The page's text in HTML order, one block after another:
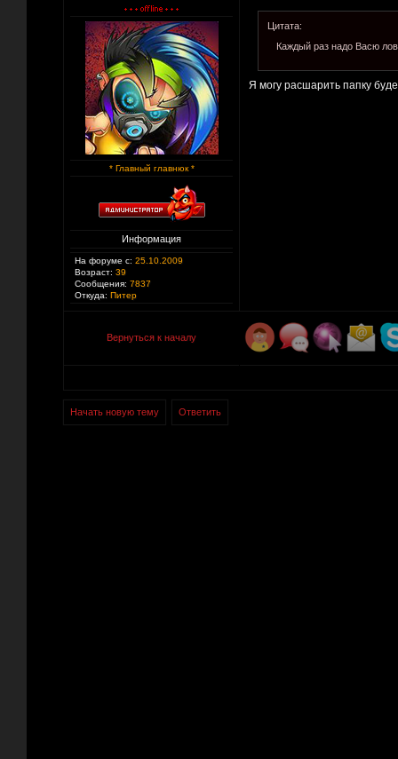
* Главный главнюк *
Информация
На форуме с: 25.10.2009
Возраст: 39
Сообщения: 7837
Откуда: Питер
Цитата:
Каждый раз надо Васю
Я могу расшарить папку
Вернуться к началу
Начать новую тему Ответить